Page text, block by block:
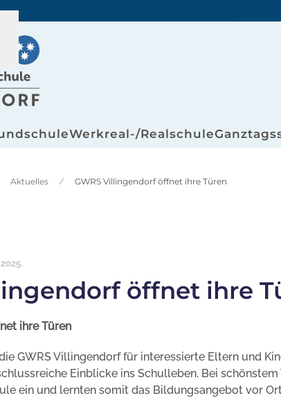
Werkreal-/Realschule
Aktuelles GWRS Villingendorf öffnet ihre Türen
.
öffnet ihre
ihre Türen
GWRS Villingendorf für interessierte Eltern und
Einblicke ins Schulleben. Bei
ein und lernten somit das Bildungsangebot vor